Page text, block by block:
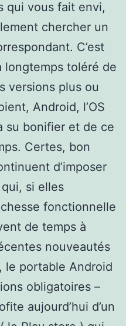
qui vous fait envi,
chercher un
C’est
longtemps toléré de
versions plus ou
Android, l’OS
su bonifier et de ce
Certes, bon
d’imposer
si elles
fonctionnelle
de temps à
nouveautés
le portable Android
obligatoires –
aujourd’hui d’un